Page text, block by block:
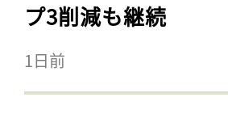
プ3削減も継続
1日前